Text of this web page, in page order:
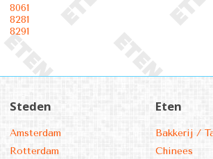
8061
8281
8291
Steden
Amsterdam
Rotterdam
Eten
Bakkerij /
Chinees